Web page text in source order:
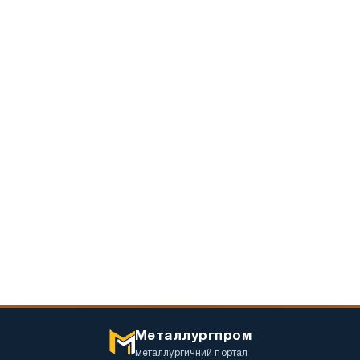
Металлургпром
металлургичний портал